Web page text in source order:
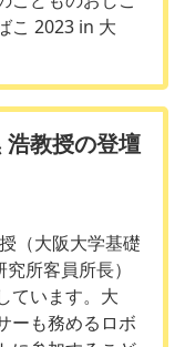
こ 2023 in 大
浩教授の登壇
（大阪大学基礎
所客員所長）
ています。大
ーも務めるロボ